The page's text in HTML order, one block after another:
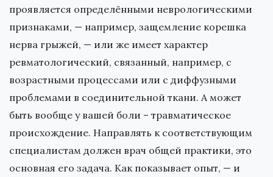
проявляется определёнными неврологическими
признаками, — например, защемление корешка
нерва грыжей, — или же имеет характер
ревматологический, связанный, например, с
возрастными процессами или с диффузными
проблемами в соединительной ткани. А может
быть вообще у вашей боли – травматическое
происхождение. Направлять к соответствующим
специалистам должен врач общей практики, это
основная его задача. Как показывает опыт, — и